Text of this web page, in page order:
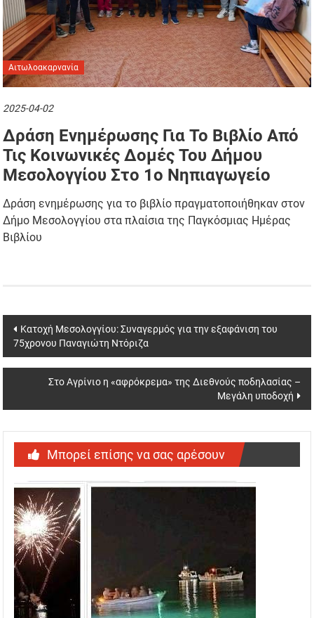
Αιτωλοακαρνανία
2025-04-02
Δράση Ενημέρωσης Για Το Βιβλίο Από
Τις Κοινωνικές Δομές Του Δήμου
Μεσολογγίου Στο 1ο Νηπιαγωγείο
Δράση ενημέρωσης για το βιβλίο πραγματοποιήθηκαν στον
Δήμο Μεσολογγίου στα πλαίσια της Παγκόσμιας Ημέρας
Βιβλίου
Post
navigation
Κατοχή Μεσολογγίου: Συναγερμός για την εξαφάνιση του
75χρονου Παναγιώτη Ντόριζα
Στο Αγρίνιο η «αφρόκρεμα» της Διεθνούς ποδηλασίας –
Μεγάλη υποδοχή
Μπορεί επίσης να σας αρέσουν